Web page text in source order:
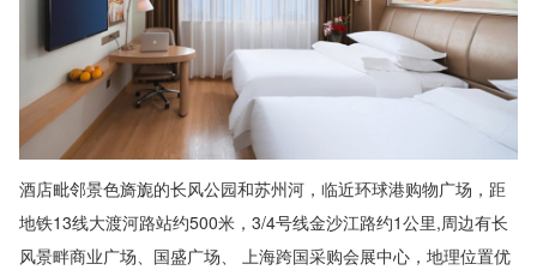
酒店毗邻景色旖旎的长风公园和苏州河，临近环球港购物广场，距
地铁13线大渡河路站约500米，3/4号线金沙江路约1公里,周边有长
风景畔商业广场、国盛广场、 上海跨国采购会展中心，地理位置优